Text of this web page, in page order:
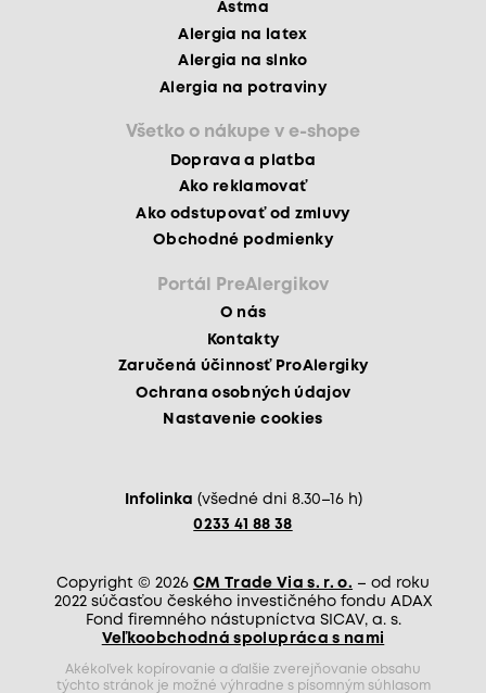
Astma
Alergia na latex
Alergia na slnko
Alergia na potraviny
Všetko o nákupe v e-shope
Doprava a platba
Ako reklamovať
Ako odstupovať od zmluvy
Obchodné podmienky
Portál PreAlergikov
O nás
Kontakty
Zaručená účinnosť ProAlergiky
Ochrana osobných údajov
Nastavenie cookies
Infolinka (všedné dni 8.30–16 h)
0233 41 88 38
Copyright © 2026 CM Trade Via s. r. o. – od roku
2022 súčasťou českého investičného fondu ADAX
Fond firemného nástupníctva SICAV, a. s.
Veľkoobchodná spolupráca s nami
Akékoľvek kopírovanie a ďalšie zverejňovanie obsahu
týchto stránok je možné výhradne s písomným súhlasom